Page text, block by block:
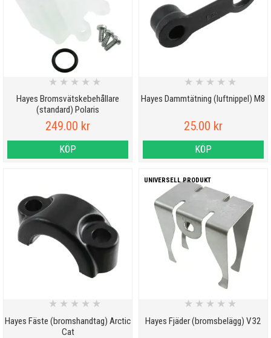
Hayes Bromsvätskebehållare
(standard) Polaris
★ ★ ★ ★ ★
249.00 kr
KÖP
Hayes Dammtätning (luftnippel) M8
★ ★ ★ ★ ★
25.00 kr
KÖP
Hayes Fäste (bromshandtag) Arctic
Cat
★ ★ ★ ★ ★
UNIVERSELL PRODUKT
Hayes Fjäder (bromsbelägg) V32
★ ★ ★ ★ ★